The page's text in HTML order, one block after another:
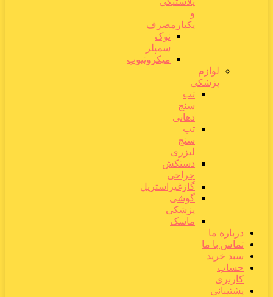
و
یکبارمصرف
نوک
سمپلر
میکروتیوب
لوازم
پزشکی
تب
سنج
دهانی
تب
سنج
لیزری
دستکش
جراحی
گازغیراستریل
گوشی
پزشکی
ماسک
درباره ما
تماس با ما
سبد خرید
حساب
کاربری
پشتیبانی